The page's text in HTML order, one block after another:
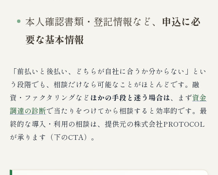
本人確認書類・登記情報など、 申込に必
要な基本情報
「前払いと後払い、どちらが自社に合うか分からない」とい
う段階でも、相談だけなら可能なことがほとんどです。融
資・ファクタリングなど ほかの手段と迷う場合は、まず資金
調達の診断で当たりをつけてから相談すると効率的です。最
終的な導入・利用の相談は、提供元の株式会社PROTOCOL
が承ります（下のCTA）。